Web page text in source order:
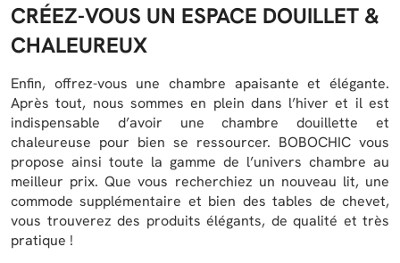
CRÉEZ-VOUS UN ESPACE DOUILLET &
CHALEUREUX
Enfin, offrez-vous une chambre apaisante et élégante.
Après tout, nous sommes en plein dans l’hiver et il est
indispensable d’avoir une chambre douillette et
chaleureuse pour bien se ressourcer. BOBOCHIC vous
propose ainsi toute la gamme de l’univers chambre au
meilleur prix. Que vous recherchiez un nouveau lit, une
commode supplémentaire et bien des tables de chevet,
vous trouverez des produits élégants, de qualité et très
pratique !